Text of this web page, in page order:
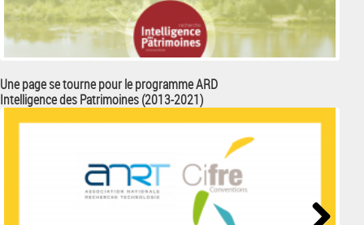
Une page se tourne pour le programme ARD
Intelligence des Patrimoines (2013-2021)